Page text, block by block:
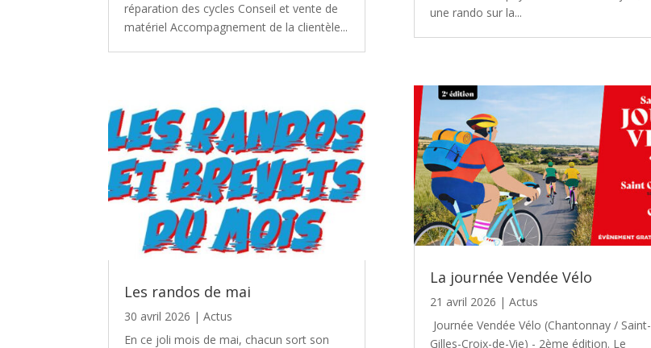
réparation des cycles Conseil et vente de
matériel Accompagnement de la clientèle...
Les randos de mai
30 avril 2026 |Actus
En ce joli mois de mai, chacun sort son
une rando sur la...
La journée Vendée Vélo
21 avril 2026 | Actus
Journée Vendée Vélo (Chantonnay / Saint-
Gilles-Croix-de-Vie) - 2ème édition. Le